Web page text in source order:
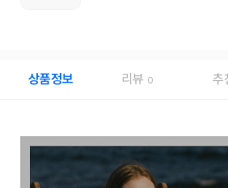
상품정보 리뷰 0 추